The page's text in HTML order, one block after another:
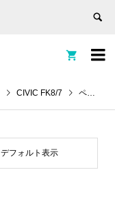


CIVIC FK8/7 ページ 3
デフォルト表示